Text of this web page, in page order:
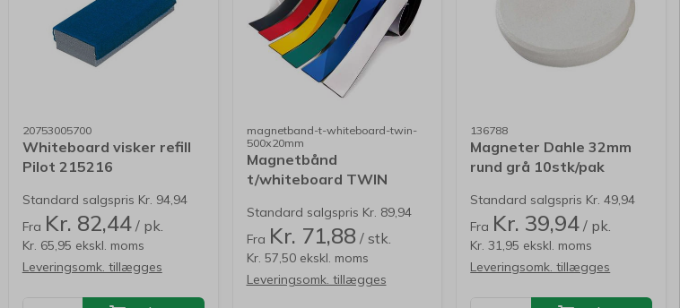
20753005700
Whiteboard visker refill
Pilot 215216
Standard salgspris Kr. 94,94
Fra Kr. 82,44 / pk.
Kr. 65,95 ekskl. moms
Leveringsomk. tillægges
magnetband-t-whiteboard-twin-
500x20mm
Magnetbånd
t/whiteboard TWIN
Standard salgspris Kr. 89,94
Fra Kr. 71,88 / stk.
Kr. 57,50 ekskl. moms
Leveringsomk. tillægges
136788
Magneter Dahle 32mm
rund grå 10stk/pak
Standard salgspris Kr. 49,94
Fra Kr. 39,94 / pk.
Kr. 31,95 ekskl. moms
Leveringsomk. tillægges